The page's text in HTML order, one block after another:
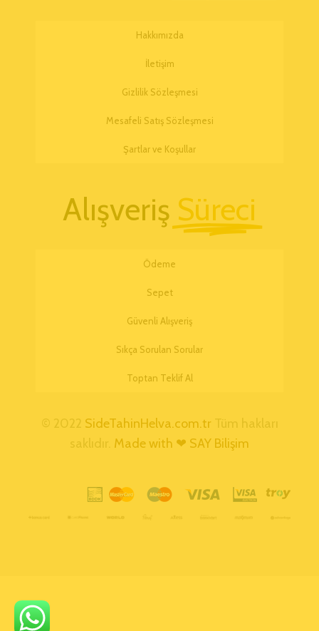
Hakkımızda
İletişim
Gizlilik Sözleşmesi
Mesafeli Satış Sözleşmesi
Şartlar ve Koşullar
Alışveriş Süreci
Ödeme
Sepet
Güvenli Alışveriş
Sıkça Sorulan Sorular
Toptan Teklif Al
© 2022 SideTahinHelva.com.tr Tüm hakları
saklıdır. Made with ❤ SAY Bilişim